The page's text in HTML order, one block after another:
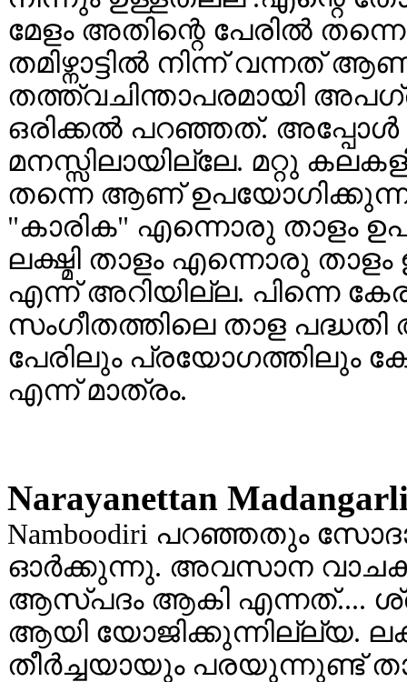
മേളം അതിന്റെ പേരില്‍
തമിഴ്നാട്ടില്‍ നിന്ന് വന്നത്
തത്ത്വചിന്താപരമായി
ഒരിക്കല്‍ പറഞ്ഞത്. അപ്പോള്‍
മനസ്സിലായില്ലേ. മറ്റു
തന്നെ ആണ് ഉപയോഗിക്കുന്നത്
"കാരിക" എന്നൊരു താളം
ലക്ഷ്മി താളം എന്നൊരു
എന്ന് അറിയില്ല. പിന്നെ
സംഗീതത്തിലെ താള
പേരിലും പ്രയോഗത്തിലും
എന്ന് മാത്രം.
Narayanettan
Namboodiri പറഞ്ഞതും
ഓര്‍ക്കുന്നു. അവസാന
ആസ്പദം ആകി എന്നത്....
ആയി യോജിക്കുന്നില്ല്യ.
തീര്‍ച്ചയായും പരയുന്നുണ്ട്